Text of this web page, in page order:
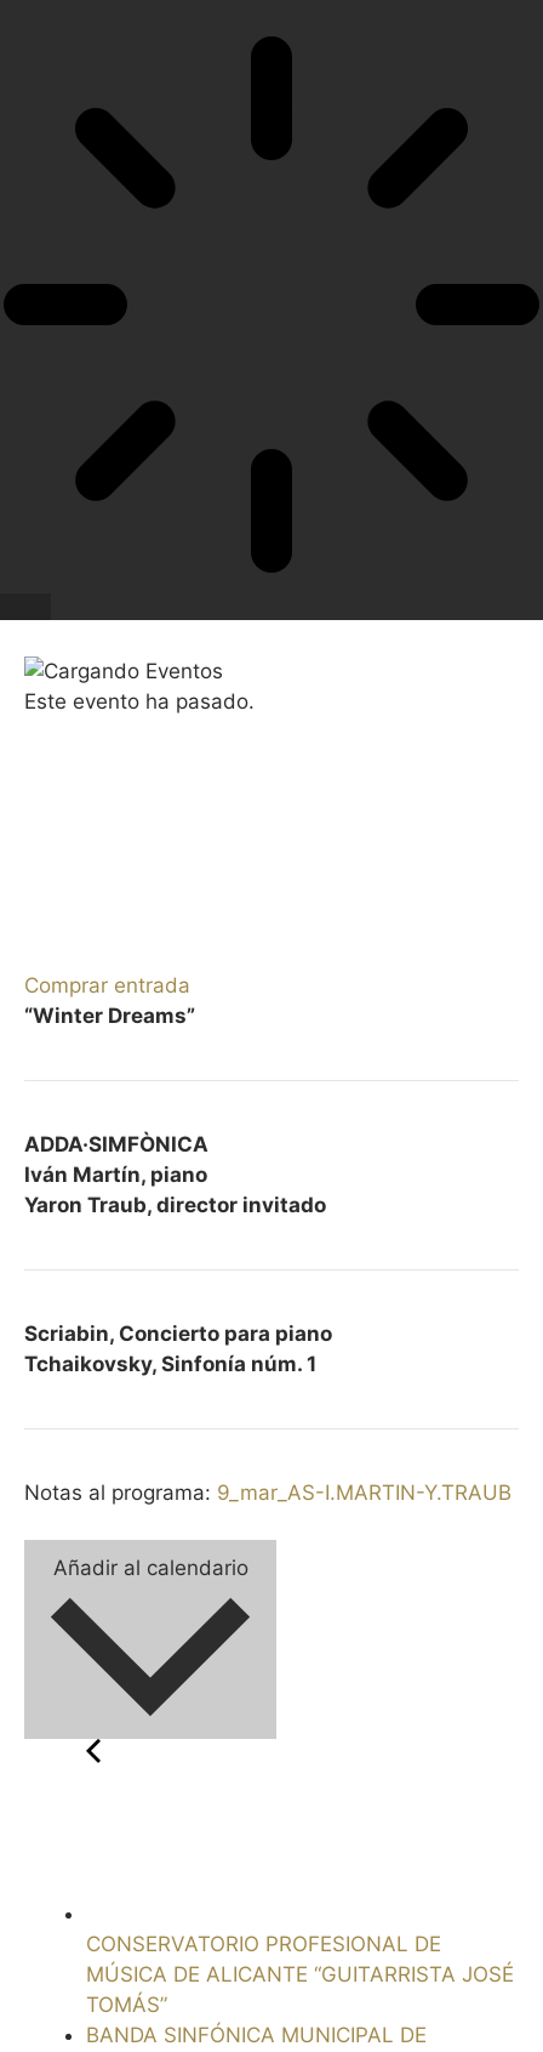
Este evento ha pasado.
Comprar entrada
“Winter Dreams”
ADDA·SIMFÒNICA
Iván Martín, piano
Yaron Traub, director invitado
Scriabin, Concierto para piano
Tchaikovsky, Sinfonía núm. 1
Notas al programa: 9_mar_AS-I.MARTIN-Y.TRAUB
Añadir al calendario
CONSERVATORIO PROFESIONAL DE
MÚSICA DE ALICANTE “GUITARRISTA JOSÉ
TOMÁS”
BANDA SINFÓNICA MUNICIPAL DE